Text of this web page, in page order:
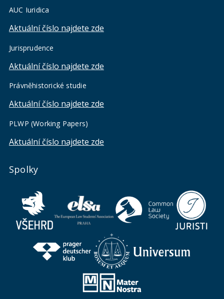
AUC Iuridica
Aktuální číslo najdete zde
Jurisprudence
Aktuální číslo najdete zde
Právněhistorické studie
Aktuální číslo najdete zde
PLWP (Working Papers)
Aktuální číslo najdete zde
Spolky